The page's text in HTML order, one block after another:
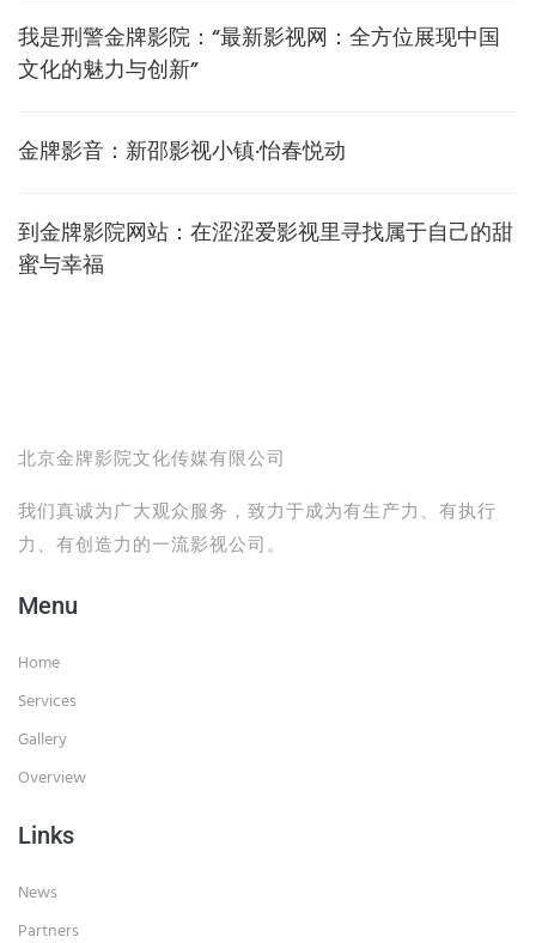
我是刑警金牌影院：“最新影视网：全方位展现中国
文化的魅力与创新”
金牌影音：新邵影视小镇·怡春悦动
到金牌影院网站：在涩涩爱影视里寻找属于自己的甜
蜜与幸福
北京金牌影院文化传媒有限公司
我们真诚为广大观众服务，致力于成为有生产力、有执行
力、有创造力的一流影视公司。
Menu
Home
Services
Gallery
Overview
Links
News
Partners